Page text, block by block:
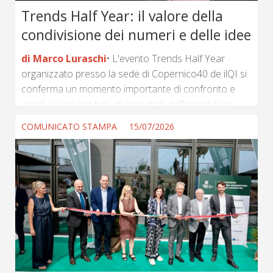
Trends Half Year: il valore della
condivisione dei numeri e delle idee
di Marco Luraschi L'evento Trends Half Year
organizzato presso la sede di Copernico40 de ilQI si
conferma un momento importante di confronto e
condivisione per tutti gli operatori dell'immobiliare
estate. Non solo, avere al tavolo di confronto anche
gli investitori, gli sviluppatori e i progettisti permette di
osservare a 360° le dinamiche che poi si
trasformano in numeri. Il valore più grande però è
forse quello della condivisione...
COMUNICATO STAMPA 15/07/2026